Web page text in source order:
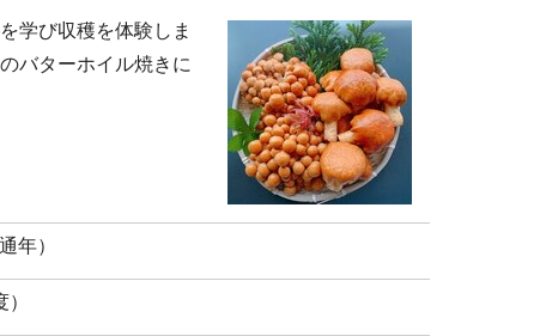
学び収穫を体験しま
バターホイル焼きに
年）